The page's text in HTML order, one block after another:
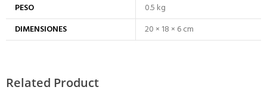
PESO
0.5 kg
DIMENSIONES
20 × 18 × 6 cm
Related Product